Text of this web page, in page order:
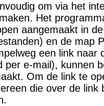
om via het
Het
aangemaakt in
en de map
een link naar
per e-mail), kunnen
Om de link te
die over de link